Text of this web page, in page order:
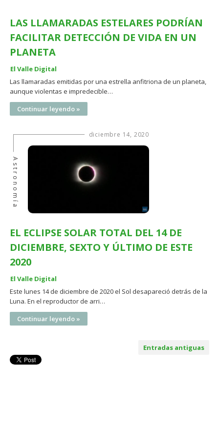
LAS LLAMARADAS ESTELARES PODRÍAN
FACILITAR DETECCIÓN DE VIDA EN UN
PLANETA
El Valle Digital
Las llamaradas emitidas por una estrella anfitriona de un planeta,
aunque violentas e impredecible…
Continuar leyendo »
diciembre 14, 2020
Astronomía
EL ECLIPSE SOLAR TOTAL DEL 14 DE
DICIEMBRE, SEXTO Y ÚLTIMO DE ESTE
2020
El Valle Digital
Este lunes 14 de diciembre de 2020 el Sol desapareció detrás de la
Luna. En el reproductor de arri…
Continuar leyendo »
Entradas antiguas